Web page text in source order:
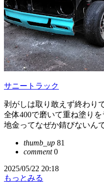
サニートラック
剥がしは取り敢えず終わり
全体400で磨いて重ね塗り
地金ってなぜか錆びないん
thumb_up 81
comment0
2025/05/22 20:18
もっとみる